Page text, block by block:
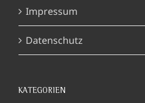
Impressum
Datenschutz
KATEGORIEN